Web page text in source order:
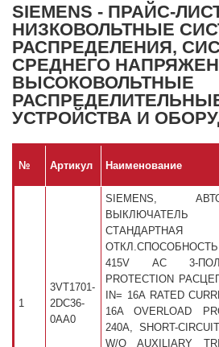
SIEMENS - ПРАЙС-
НИЗКОВОЛЬТНЫЕ
РАСПРЕДЕЛЕНИЯ,
СРЕДНЕГО
ВЫСОКОВОЛЬТНЫЕ
УСТРОЙСТВА И
№ Артикул Наименование
1
3VT1701-
2DC36-
0AA0
SIEMENS,
СТАНДАРТНАЯ
415V AC 3-
PROTECTION
IN= 16A RATED
16A OVERLOAD
240A, SHORT-
W/O AUXILIARY